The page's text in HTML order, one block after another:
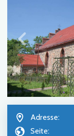
Adresse:
Seite: